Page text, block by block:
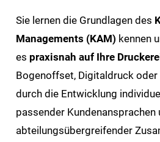
Sie lernen die Grundlagen des
Managements (KAM) kennen
es praxisnah auf Ihre
Bogenoffset, Digitaldruck
durch die Entwicklung
passender Kundenansprachen
abteilungsübergreifender